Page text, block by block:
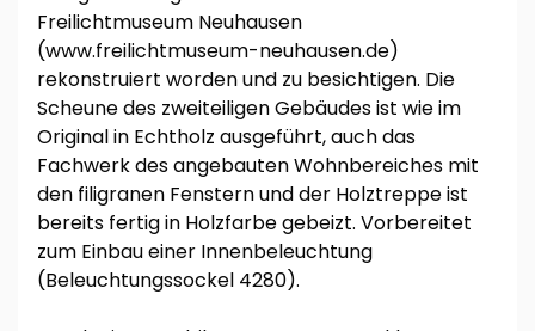
Freilichtmuseum Neuhausen
(www.freilichtmuseum-neuhausen.de)
rekonstruiert worden und zu besichtigen. Die
Scheune des zweiteiligen Gebäudes ist wie im
Original in Echtholz ausgeführt, auch das
Fachwerk des angebauten Wohnbereiches mit
den filigranen Fenstern und der Holztreppe ist
bereits fertig in Holzfarbe gebeizt. Vorbereitet
zum Einbau einer Innenbeleuchtung
(Beleuchtungssockel 4280).